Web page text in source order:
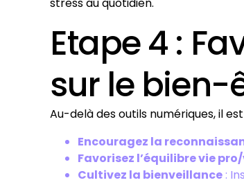
Etape 4 :
sur le bien-
Au-delà des outils numériques, il
Encouragez la
Favorisez l’équilibre vie
Cultivez la bienveillance :